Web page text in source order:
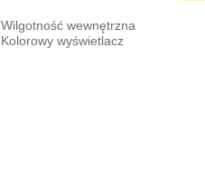
Wilgotność wewnętrzna
Kolorowy wyświetlacz